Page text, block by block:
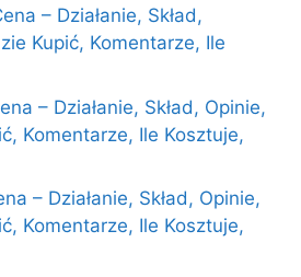
– Działanie, Skład,
Kupić, Komentarze, Ile
– Działanie, Skład, Opinie,
Komentarze, Ile Kosztuje,
– Działanie, Skład, Opinie,
Komentarze, Ile Kosztuje,